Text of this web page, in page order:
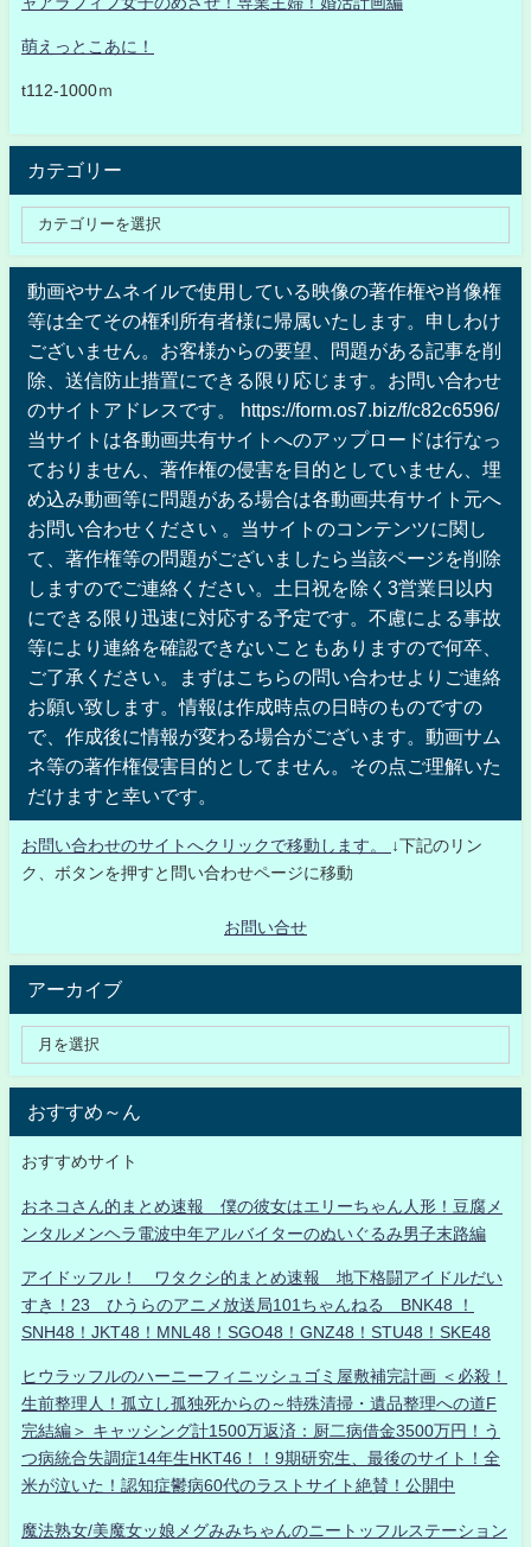
萌えっとこあに！
t112-1000ｍ
カテゴリー
動画やサムネイルで使用している映像の著作権や肖像権
等は全てその権利所有者様に帰属いたします。申しわけ
ございません。お客様からの要望、問題がある記事を削
除、送信防止措置にできる限り応じます。お問い合わせ
のサイトアドレスです。 https://form.os7.biz/f/c82c6596/
当サイトは各動画共有サイトへのアップロードは行なっ
ておりません、著作権の侵害を目的としていません、埋
め込み動画等に問題がある場合は各動画共有サイト元へ
お問い合わせください 。当サイトのコンテンツに関し
て、著作権等の問題がございましたら当該ページを削除
しますのでご連絡ください。土日祝を除く3営業日以内
にできる限り迅速に対応する予定です。不慮による事故
等により連絡を確認できないこともありますので何卒、
ご了承ください。まずはこちらの問い合わせよりご連絡
お願い致します。情報は作成時点の日時のものですの
で、作成後に情報が変わる場合がございます。動画サム
ネ等の著作権侵害目的としてません。その点ご理解いた
だけますと幸いです。
お問い合わせのサイトへクリックで移動します。
↓下記のリン
ク、ボタンを押すと問い合わせページに移動
お問い合せ
アーカイブ
おすすめ～ん
おすすめサイト
おネコさん的まとめ速報 僕の彼女はエリーちゃん人形！豆腐メ
ンタルメンヘラ電波中年アルバイターのぬいぐるみ男子末路編
アイドッフル！ ワタクシ的まとめ速報 地下格闘アイドルだい
すき！23 ひうらのアニメ放送局101ちゃんねる BNK48 ！
SNH48！JKT48！MNL48！SGO48！GNZ48！STU48！SKE48
ヒウラッフルのハーニーフィニッシュゴミ屋敷補完計画 ＜必殺！
生前整理人！孤立し孤独死からの～特殊清掃・遺品整理への道F
完結編＞ キャッシング計1500万返済：厨二病借金3500万円！う
つ病統合失調症14年生HKT46！！9期研究生、最後のサイト！全
米が泣いた！認知症鬱病60代のラストサイト絶賛！公開中
魔法熟女/美魔女ッ娘メグみみちゃんのニートッフルステーション